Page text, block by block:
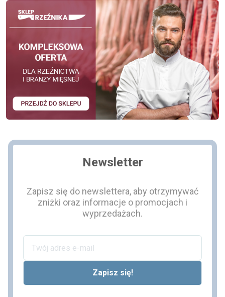
Newsletter
Zapisz się do newslettera, aby otrzymywać
zniżki oraz informacje o promocjach i
wyprzedażach.